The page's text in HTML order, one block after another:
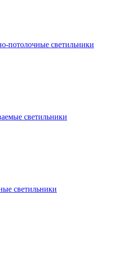
потолочные светильники
светильники
светильники